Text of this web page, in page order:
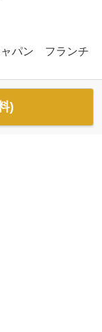
ャパン フランチ
)